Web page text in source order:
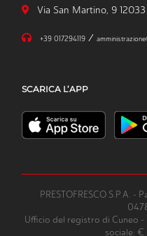
Via San Martino, 9 12033
+39 017294119/
SCARICA L’APP
PRESTOFRESCO S.P.A.
Ufficio del registro di Cuneo -
sociale: